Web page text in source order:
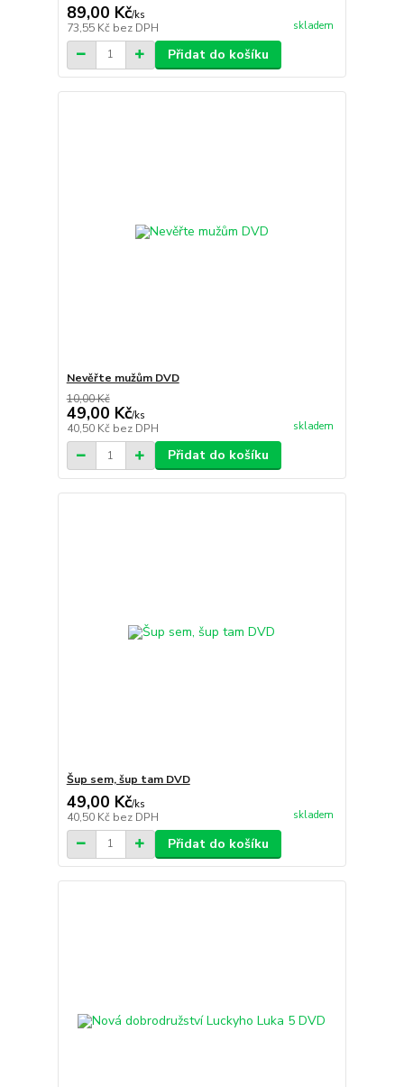
89,00 Kč/ks
73,55 Kč bez DPH skladem
Přidat do košíku
Nevěřte mužům DVD
10,00 Kč
49,00 Kč/ks
40,50 Kč bez DPH skladem
Přidat do košíku
Šup sem, šup tam DVD
49,00 Kč/ks
40,50 Kč bez DPH skladem
Přidat do košíku